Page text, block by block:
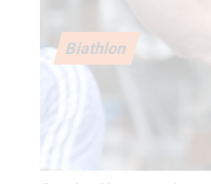
Biathlon